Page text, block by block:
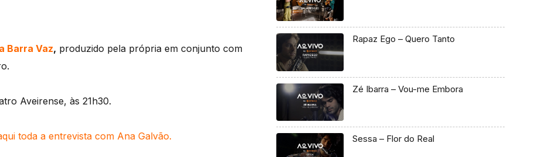
Barra Vaz, produzido pela própria em conjunto com
Aveirense, às 21h30.
toda a entrevista com Ana Galvão.
Rapaz Ego – Quero Tanto
Zé Ibarra – Vou-me Embora
Sessa – Flor do Real